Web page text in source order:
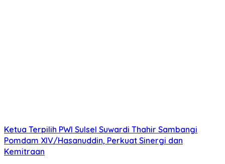
Ketua Terpilih PWI Sulsel Suwardi Thahir Sambangi
Pomdam XIV/Hasanuddin, Perkuat Sinergi dan
Kemitraan